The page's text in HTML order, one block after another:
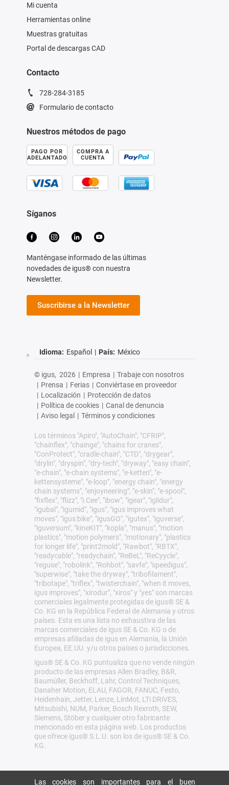
Mi cuenta
Herramientas online
Muestras gratuitas
Portal de descargas CAD
Contacto
728-284-3185
Formulario de contacto
Nuestros métodos de pago
PAGO POR
ADELANTADO
COMPRA A
CUENTA
Síganos
Manténgase informado de las últimas
novedades de igus® con nuestra
Newsletter.
Suscribirse a la Newsletter
Idioma: Español | País: México
© igus, 2026 | Empresa | Trabaje con nosotros
| Prensa | Ferias | Conviértase en proveedor
| Localización | Protección de datos
| Política de cookies | Canal de denuncia
| Aviso legal | Términos y condiciones
Los términos "Apiro", "AutoChain", "CFRIP",
"chainflex", "chainge", "chains for cranes",
"ConProtect", "cradle-chain", "CTD", "drygear",
"drylin", "dryspin", "dry-tech", "dryway", "easy chain",
"e-chain", "e-chain systems", "e-ketten", "e-
kettensysteme", "e-loop", "energy chain", "energy
chain systems", "enjoyneering", "e-skin", "e-spool",
"fixflex", "flizz", "i.Cee", "ibow", "igear", "iglidur",
"igubal", "igumid", "igus", "igus improves what
moves", "igus:bike", "igusGO", "igutex", "iguverse",
"iguversum", "kineKIT", "kopla", "manus", "motion
plastics", "motion polymers", "motionary", "plastics
for longer life", "print2mold", "Rawbot", "RBTX",
"readycable", "readychain", "ReBeL", "ReCyycle",
"reguse", "robolink", "Rohbot", "savfe", "speedigus",
"superwise", "take the dryway", "tribofilament",
"tribotape", "triflex", "twisterchain", "when it moves,
igus improves", "xirodur", "xiros" y "yes" son marcas
comerciales legalmente protegidas de igus® SE &
Co. KG en la República Federal de Alemania y otros
países. Esta es una lista no exhaustiva de las
marcas comerciales de igus SE & Co. KG o de
empresas afiliadas de igus en Alemania, la Unión
Europea, EE.UU. y/u otros países o jurisdicciones.
igus® SE & Co. KG puntualiza que no vende ningún
producto de las empresas Allen Bradley, B&R,
Baumüller, Beckhoff, Lahr, Control Techniques,
Danaher Motion, ELAU, FAGOR, FANUC, Festo,
Heidenhain, Jetter, Lenze, LinMot, LTi DRiVES,
Mitsubishi, NUM, Parker, Bosch Rexroth, SEW,
Siemens, Stöber y cualquier otro fabricante
mencionado en esta página web. Los productos
que ofrece igus® S.L.U. son los de igus® SE & Co.
KG.
Las cookies son importantes para el buen